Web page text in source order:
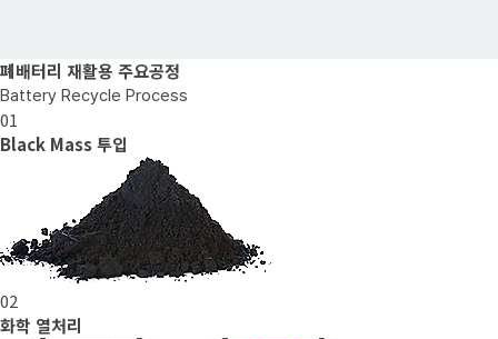
폐배터리 재활용 주요공정
Battery Recycle Process
01
Black Mass 투입
02
화학 열처리